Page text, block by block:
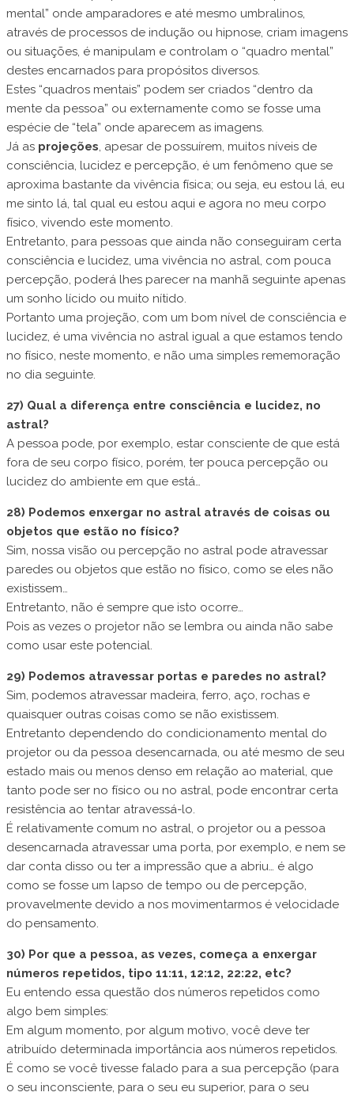
mental” onde amparadores e até mesmo umbralinos,
através de processos de indução ou hipnose, criam imagens
ou situações, é manipulam e controlam o “quadro mental”
destes encarnados para propósitos diversos.
Estes “quadros mentais” podem ser criados “dentro da
mente da pessoa” ou externamente como se fosse uma
espécie de “tela” onde aparecem as imagens.
Já as projeções, apesar de possuírem, muitos níveis de
consciência, lucidez e percepção, é um fenômeno que se
aproxima bastante da vivência física; ou seja, eu estou lá, eu
me sinto lá, tal qual eu estou aqui e agora no meu corpo
físico, vivendo este momento.
Entretanto, para pessoas que ainda não conseguiram certa
consciência e lucidez, uma vivência no astral, com pouca
percepção, poderá lhes parecer na manhã seguinte apenas
um sonho lícido ou muito nítido.
Portanto uma projeção, com um bom nível de consciência e
lucidez, é uma vivência no astral igual a que estamos tendo
no físico, neste momento, e não uma simples rememoração
no dia seguinte.
27) Qual a diferença entre consciência e lucidez, no
astral?
A pessoa pode, por exemplo, estar consciente de que está
fora de seu corpo físico, porém, ter pouca percepção ou
lucidez do ambiente em que está…
28) Podemos enxergar no astral através de coisas ou
objetos que estão no físico?
Sim, nossa visão ou percepção no astral pode atravessar
paredes ou objetos que estão no físico, como se eles não
existissem…
Entretanto, não é sempre que isto ocorre…
Pois as vezes o projetor não se lembra ou ainda não sabe
como usar este potencial.
29) Podemos atravessar portas e paredes no astral?
Sim, podemos atravessar madeira, ferro, aço, rochas e
quaisquer outras coisas como se não existissem.
Entretanto dependendo do condicionamento mental do
projetor ou da pessoa desencarnada, ou até mesmo de seu
estado mais ou menos denso em relação ao material, que
tanto pode ser no físico ou no astral, pode encontrar certa
resistência ao tentar atravessá-lo.
É relativamente comum no astral, o projetor ou a pessoa
desencarnada atravessar uma porta, por exemplo, e nem se
dar conta disso ou ter a impressão que a abriu… é algo
como se fosse um lapso de tempo ou de percepção,
provavelmente devido a nos movimentarmos é velocidade
do pensamento.
30) Por que a pessoa, as vezes, começa a enxergar
números repetidos, tipo 11:11, 12:12, 22:22, etc?
Eu entendo essa questão dos números repetidos como
algo bem simples:
Em algum momento, por algum motivo, você deve ter
atribuído determinada importância aos números repetidos.
É como se você tivesse falado para a sua percepção (para
o seu inconsciente, para o seu eu superior, para o seu